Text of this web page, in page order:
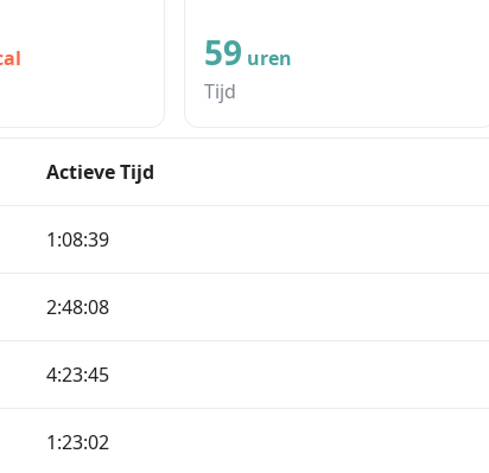
59 uren
Tijd
Actieve Tijd
1:08:39
2:48:08
4:23:45
1:23:02